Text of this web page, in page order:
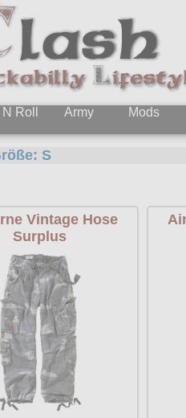
Roll Army Mods
S
Vintage Hose
Surplus